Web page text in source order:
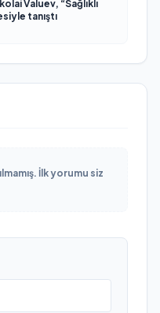
Valuev, “Sağlıklı
tanıştı
İlk yorumu siz